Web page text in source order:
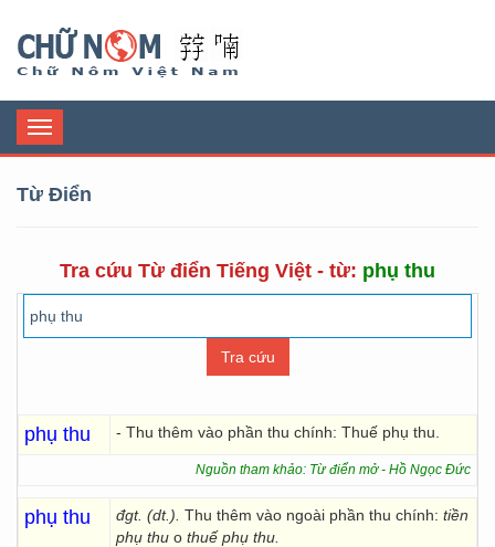
Toggle
navigation
Từ Điển
Tra cứu Từ điển Tiếng Việt - từ: phụ thu
phụ thu - Thu thêm vào phần thu chính: Thuế phụ thu.
Nguồn tham khảo: Từ điển mở - Hồ Ngọc Đức
phụ thu đgt. (dt.). Thu thêm vào ngoài phần thu chính: tiền
phụ thu o thuế phụ thu.